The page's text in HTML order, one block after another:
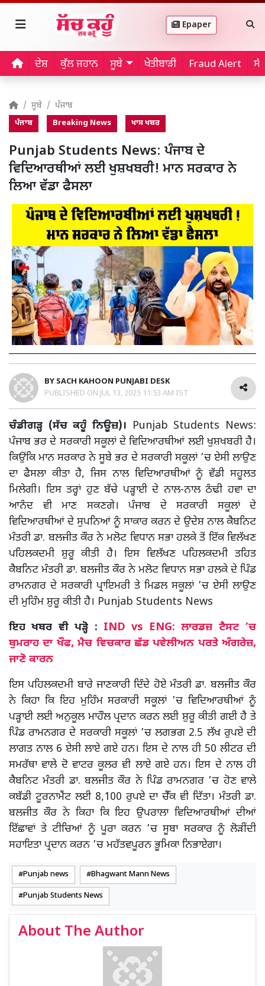
Epaper
ਦੇਸ਼ ਕੁੱਲ ਜਹਾਨ ਸੂਬੇ ਖੇਤੀਬਾੜੀ Fraud Alert
ਸੂਬੇ ਪੰਜਾਬ
ਪੰਜਾਬ Breaking News ਖਾਸ ਖਬਰ
Punjab Students News: ਪੰਜਾਬ ਦੇ
ਵਿਦਿਆਰਥੀਆਂ ਲਈ ਖੁਸ਼ਖਬਰੀ! ਮਾਨ ਸਰਕਾਰ ਨੇ
ਲਿਆ ਵੱਡਾ ਫੈਸਲਾ
BY SACH KAHOON PUNJABI DESK
PUBLISHED ON JUL 13, 2025 11:53 AM IST
ਚੰਡੀਗੜ੍ਹ (ਸੱਚ ਕਹੂੰ ਨਿਊਜ਼)। Punjab Students News:
ਪੰਜਾਬ ਭਰ ਦੇ ਸਰਕਾਰੀ ਸਕੂਲਾਂ ਦੇ ਵਿਦਿਆਰਥੀਆਂ ਲਈ ਖੁਸ਼ਖਬਰੀ ਹੈ।
ਕਿਉਂਕਿ ਮਾਨ ਸਰਕਾਰ ਨੇ ਸੂਬੇ ਭਰ ਦੇ ਸਰਕਾਰੀ ਸਕੂਲਾਂ ’ਚ ਏਸੀ ਲਾਉਣ
ਦਾ ਫੈਸਲਾ ਕੀਤਾ ਹੈ, ਜਿਸ ਨਾਲ ਵਿਦਿਆਰਥੀਆਂ ਨੂੰ ਵੱਡੀ ਸਹੂਲਤ
ਮਿਲੇਗੀ। ਇਸ ਤਰ੍ਹਾਂ ਹੁਣ ਬੱਚੇ ਪੜ੍ਹਾਈ ਦੇ ਨਾਲ-ਨਾਲ ਠੰਢੀ ਹਵਾ ਦਾ
ਆਨੰਦ ਵੀ ਮਾਣ ਸਕਣਗੇ। ਪੰਜਾਬ ਦੇ ਸਰਕਾਰੀ ਸਕੂਲਾਂ ਦੇ
ਵਿਦਿਆਰਥੀਆਂ ਦੇ ਸੁਪਨਿਆਂ ਨੂੰ ਸਾਕਾਰ ਕਰਨ ਦੇ ਉਦੇਸ਼ ਨਾਲ ਕੈਬਨਿਟ
ਮੰਤਰੀ ਡਾ. ਬਲਜੀਤ ਕੌਰ ਨੇ ਮਲੋਟ ਵਿਧਾਨ ਸਭਾ ਹਲਕੇ ਤੋਂ ਇੱਕ ਵਿਲੱਖਣ
ਪਹਿਲਕਦਮੀ ਸ਼ੁਰੂ ਕੀਤੀ ਹੈ। ਇਸ ਵਿਲੱਖਣ ਪਹਿਲਕਦਮੀ ਤਹਿਤ
ਕੈਬਨਿਟ ਮੰਤਰੀ ਡਾ. ਬਲਜੀਤ ਕੌਰ ਨੇ ਮਲੋਟ ਵਿਧਾਨ ਸਭਾ ਹਲਕੇ ਦੇ ਪਿੰਡ
ਰਾਮਨਗਰ ਦੇ ਸਰਕਾਰੀ ਪ੍ਰਾਇਮਰੀ ਤੇ ਮਿਡਲ ਸਕੂਲਾਂ ’ਚ ਏਸੀ ਲਾਉਣ
ਦੀ ਮੁਹਿੰਮ ਸ਼ੁਰੂ ਕੀਤੀ ਹੈ। Punjab Students News
ਇਹ ਖਬਰ ਵੀ ਪੜ੍ਹੋ : IND vs ENG: ਲਾਰਡਜ਼ ਟੈਸਟ ’ਚ
ਬੁਮਰਾਹ ਦਾ ਖੌਫ, ਮੈਚ ਵਿਚਕਾਰ ਛੱਡ ਪਵੇਲੀਅਨ ਪਰਤੇ ਅੰਗਰੇਜ਼,
ਜਾਣੋ ਕਾਰਨ
ਇਸ ਪਹਿਲਕਦਮੀ ਬਾਰੇ ਜਾਣਕਾਰੀ ਦਿੰਦੇ ਹੋਏ ਮੰਤਰੀ ਡਾ. ਬਲਜੀਤ ਕੌਰ
ਨੇ ਕਿਹਾ ਕਿ ਇਹ ਮੁਹਿੰਮ ਸਰਕਾਰੀ ਸਕੂਲਾਂ ’ਚ ਵਿਦਿਆਰਥੀਆਂ ਨੂੰ
ਪੜ੍ਹਾਈ ਲਈ ਅਨੁਕੂਲ ਮਾਹੌਲ ਪ੍ਰਦਾਨ ਕਰਨ ਲਈ ਸ਼ੁਰੂ ਕੀਤੀ ਗਈ ਹੈ ਤੇ
ਪਿੰਡ ਰਾਮਨਗਰ ਦੇ ਸਰਕਾਰੀ ਸਕੂਲਾਂ ’ਚ ਲਗਭਗ 2.5 ਲੱਖ ਰੁਪਏ ਦੀ
ਲਾਗਤ ਨਾਲ 6 ਏਸੀ ਲਾਏ ਗਏ ਹਨ। ਇਸ ਦੇ ਨਾਲ ਹੀ 50 ਲੀਟਰ ਦੀ
ਸਮਰੱਥਾ ਵਾਲੇ ਦੋ ਵਾਟਰ ਕੂਲਰ ਵੀ ਲਾਏ ਗਏ ਹਨ। ਇਸ ਦੇ ਨਾਲ ਹੀ
ਕੈਬਨਿਟ ਮੰਤਰੀ ਡਾ. ਬਲਜੀਤ ਕੌਰ ਨੇ ਪਿੰਡ ਰਾਮਨਗਰ ’ਚ ਹੋਣ ਵਾਲੇ
ਕਬੱਡੀ ਟੂਰਨਾਮੈਂਟ ਲਈ 8,100 ਰੁਪਏ ਦਾ ਚੈੱਕ ਵੀ ਦਿੱਤਾ। ਮੰਤਰੀ ਡਾ.
ਬਲਜੀਤ ਕੌਰ ਨੇ ਕਿਹਾ ਕਿ ਇਹ ਉਪਰਾਲਾ ਵਿਦਿਆਰਥੀਆਂ ਦੀਆਂ
ਇੱਛਾਵਾਂ ਤੇ ਟੀਚਿਆਂ ਨੂੰ ਪੂਰਾ ਕਰਨ ’ਚ ਸੂਬਾ ਸਰਕਾਰ ਨੂੰ ਲੋੜੀਂਦੀ
ਸਹਾਇਤਾ ਪ੍ਰਦਾਨ ਕਰਨ ’ਚ ਮਹੱਤਵਪੂਰਨ ਭੂਮਿਕਾ ਨਿਭਾਏਗਾ।
Punjab news Bhagwant Mann News
Punjab Students News
About The Author